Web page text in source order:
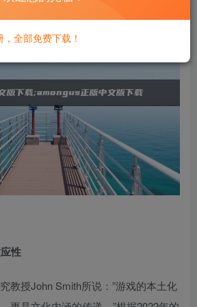
性
教授John Smith所说：”游戏的本土化
全部免费下载！